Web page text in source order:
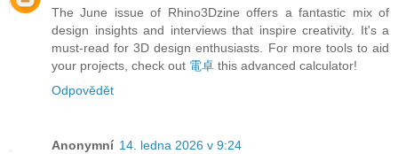
The June issue of Rhino3Dzine offers a fantastic mix of
design insights and interviews that inspire creativity. It's a
must-read for 3D design enthusiasts. For more tools to aid
your projects, check out 電卓 this advanced calculator!
Odpovědět
Anonymní 14. ledna 2026 v 9:24